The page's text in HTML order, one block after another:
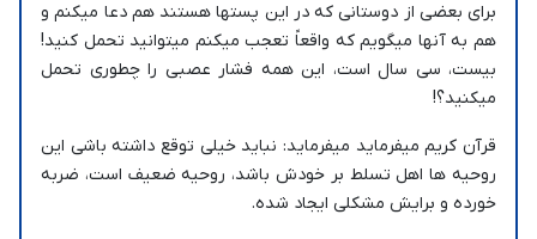
برای بعضی از دوستانی که در این پستها هستند هم دعا میکنم و
هم به آنها میگویم که واقعاً تعجب میکنم میتوانید تحمل کنید!
بیست، سی سال است، این همه فشار عصبی را چطوری تحمل
میکنید؟!
قرآن کریم میفرماید میفرماید: نباید خیلی توقع داشته باشی این
روحیه ها اهل تسلط بر خودش باشد، روحیه ضعیف است، ضربه
خورده و برایش مشکلی ایجاد شده.